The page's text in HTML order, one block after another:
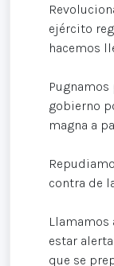
ejército
hacemos
gobierno
magna a
contra de
Llamamos
estar
que se